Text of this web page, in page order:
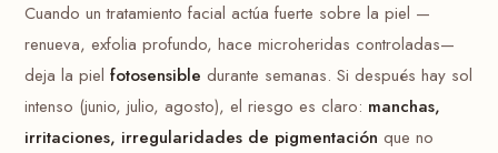
Cuando un tratamiento facial actúa fuerte sobre la piel —
renueva, exfolia profundo, hace microheridas controladas—
deja la pielfotosensible durante semanas. Si después hay sol
intenso (junio, julio, agosto), el riesgo es claro: manchas,
irritaciones, irregularidades de pigmentación que no